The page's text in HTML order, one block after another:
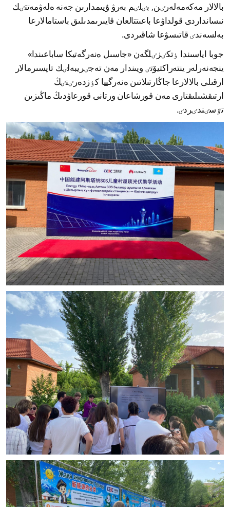
بالالار مەكەمەلەرٸن, بٸلٸم بەرۋ ۇيىمدارىن جەنە ەلەۋمەتتٸك
نىسانداردى قولداۋعا باعىتتالعان قايىرىمدىلىق باستامالارعا
بەلسەندٸ قاتىسۋعا شاقىردى.
جوبا اياسىندا ٶتكٸزٸلگەن «جاسىل ەنەرگەتيكا ساباعىندا»
ينجەنەرلەر ينتەراكتيۆتٸ ويىندار مەن تەجٸريبەلٸك تاپسىرمالار
ارقىلى بالالارعا جاڭارتىلاتىن ەنەرگييا كٶزدەرٸنٸڭ
ارتىقشىلىقتارى مەن قورشاعان ورتانى قورعاۋدىڭ ماڭىزىن
تٷسٸندٸردٸ.